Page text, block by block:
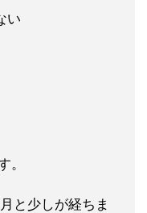
い
。
と少しが経ちま